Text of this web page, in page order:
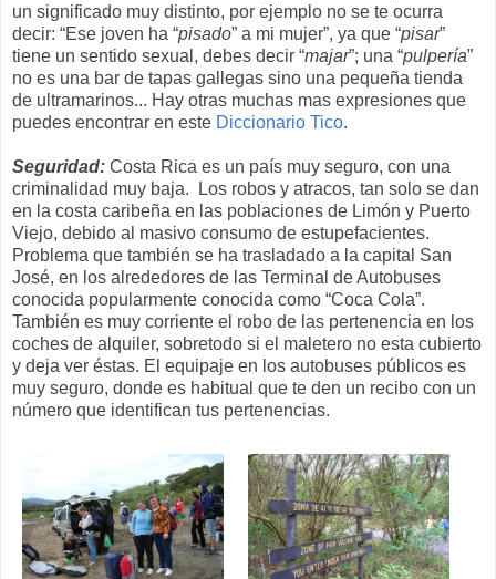
un significado muy distinto, por ejemplo no se te ocurra
decir: “Ese joven ha “pisado” a mi mujer”, ya que “pisar”
tiene un sentido sexual, debes decir “majar”; una “pulpería”
no es una bar de tapas gallegas sino una pequeña tienda
de ultramarinos... Hay otras muchas mas expresiones que
puedes encontrar en este Diccionario Tico.
Seguridad: Costa Rica es un país muy seguro, con una
criminalidad muy baja. Los robos y atracos, tan solo se dan
en la costa caribeña en las poblaciones de Limón y Puerto
Viejo, debido al masivo consumo de estupefacientes.
Problema que también se ha trasladado a la capital San
José, en los alrededores de las Terminal de Autobuses
conocida popularmente conocida como “Coca Cola”.
También es muy corriente el robo de las pertenencia en los
coches de alquiler, sobretodo si el maletero no esta cubierto
y deja ver éstas. El equipaje en los autobuses públicos es
muy seguro, donde es habitual que te den un recibo con un
número que identifican tus pertenencias.